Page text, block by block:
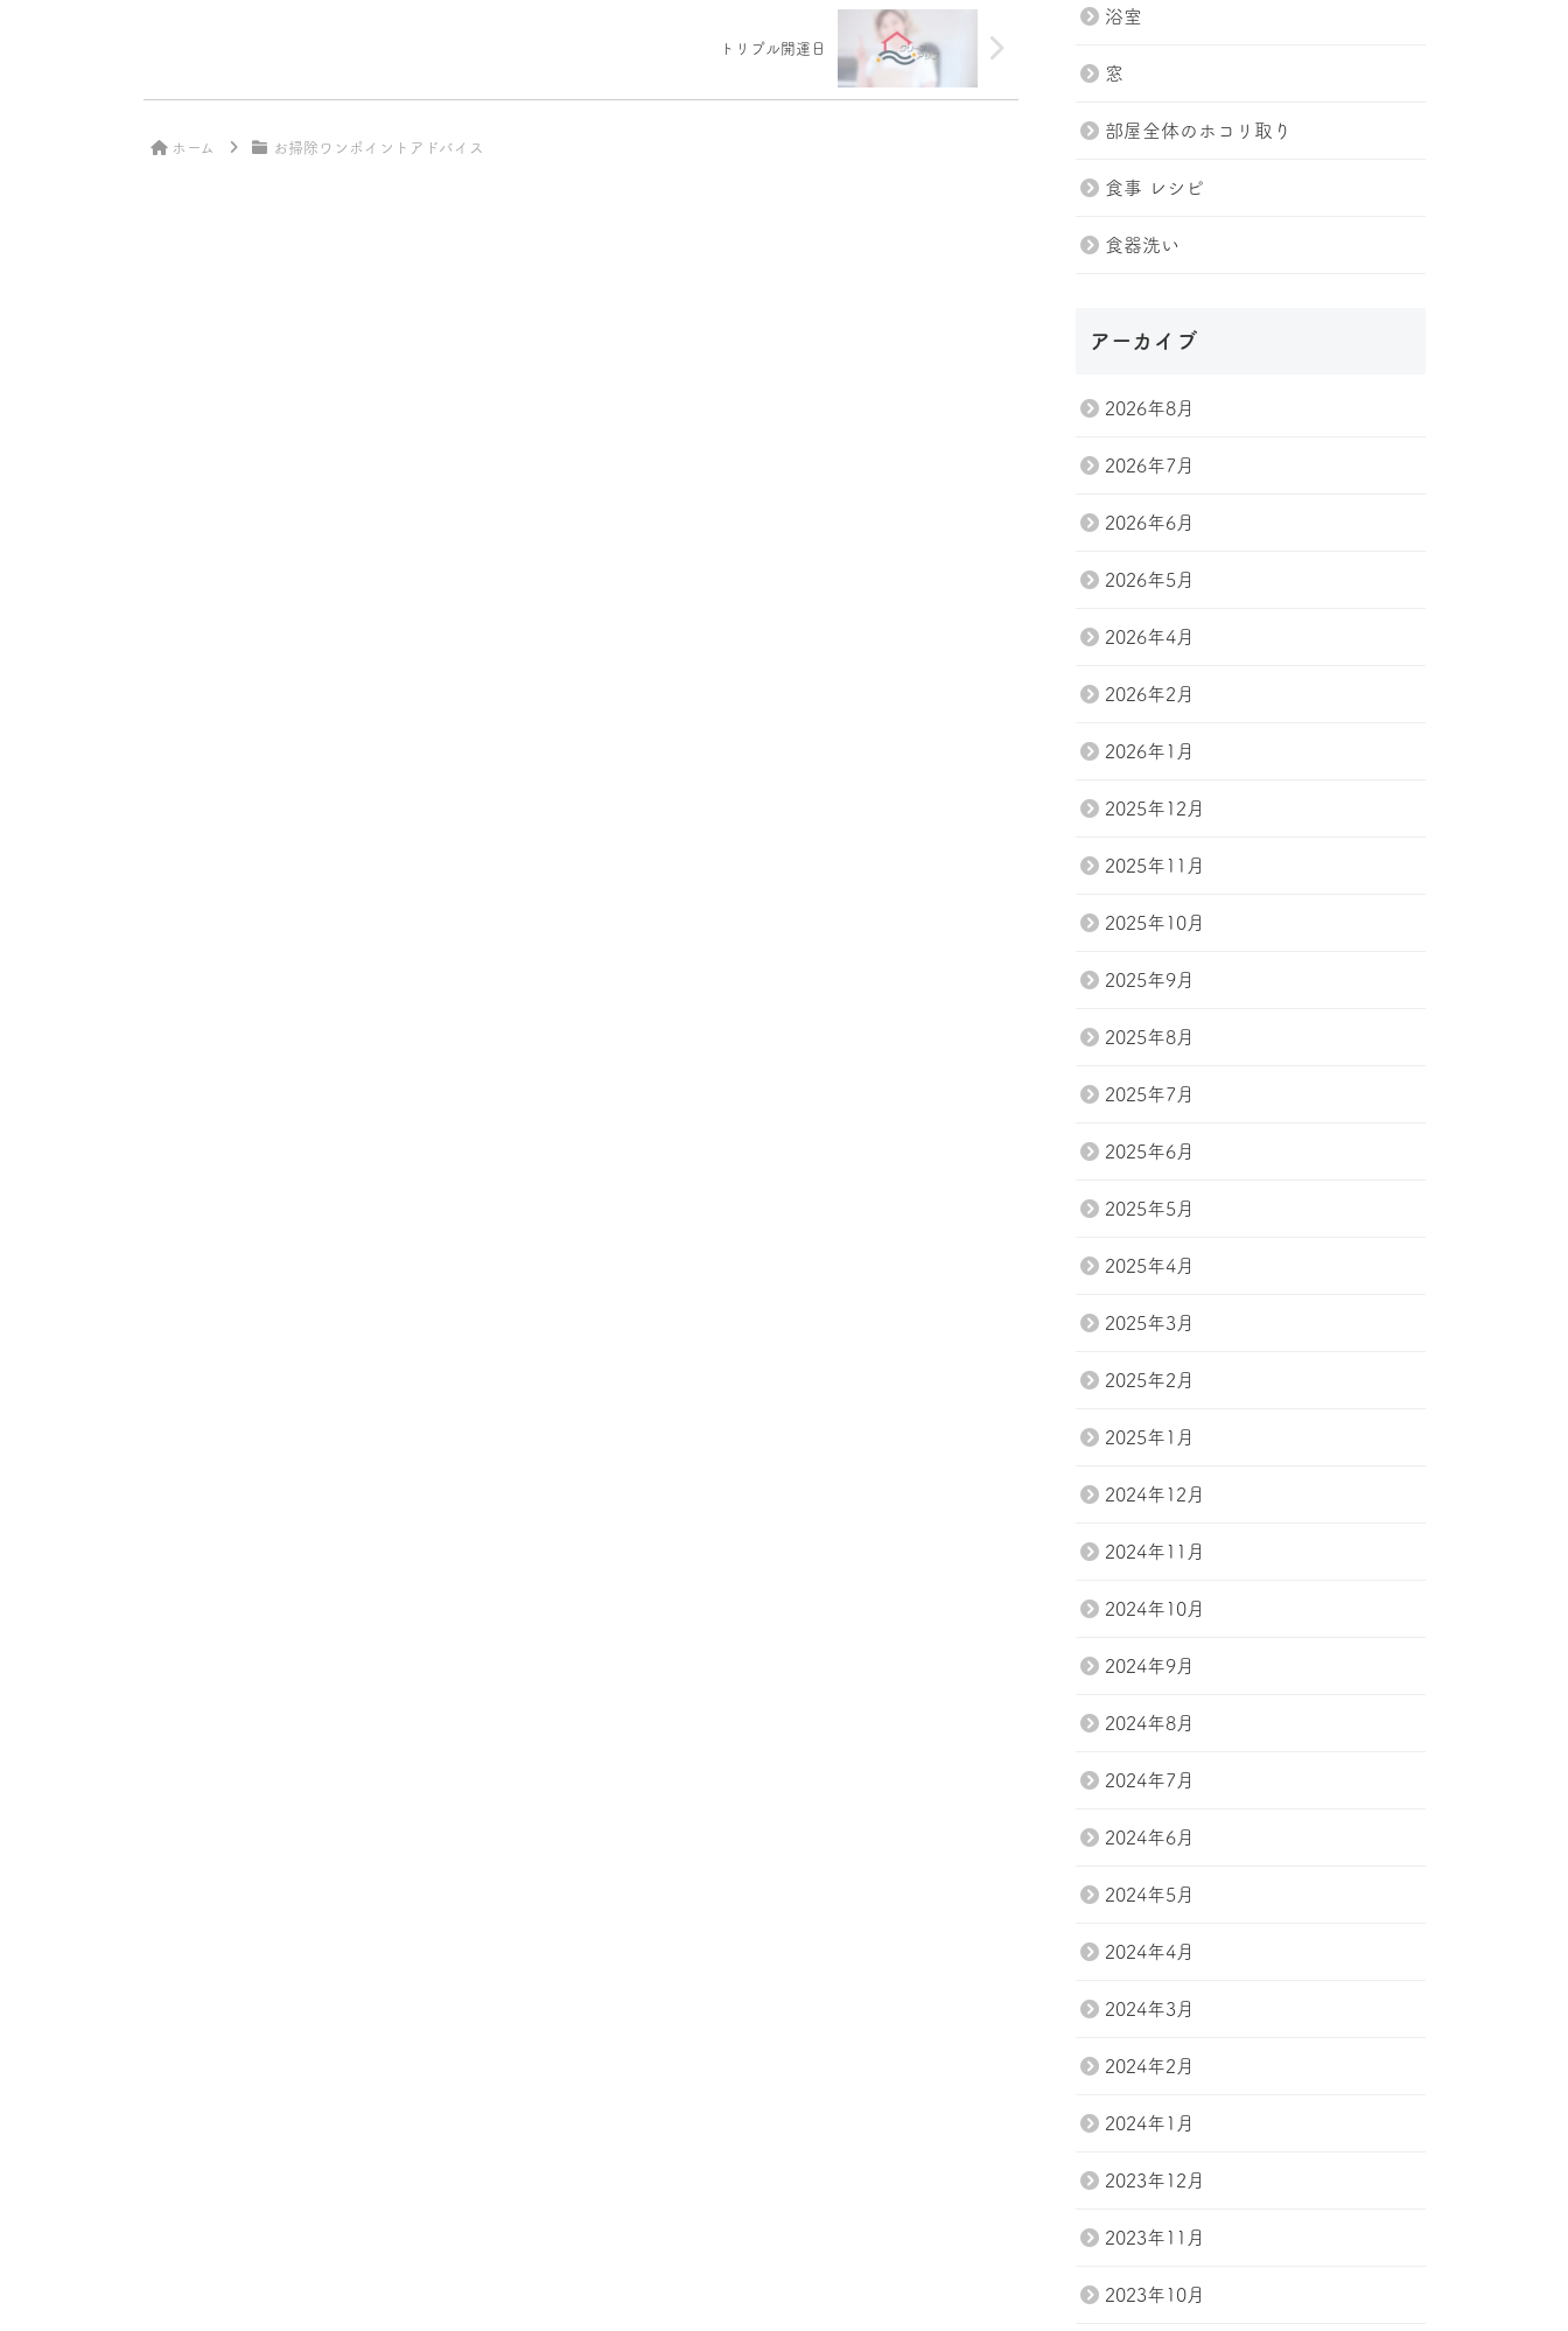
トリプル開運日
ホーム お掃除ワンポイントアドバイス
浴室
窓
部屋全体のホコリ取り
食事 レシピ
食器洗い
アーカイブ
2026年8月
2026年7月
2026年6月
2026年5月
2026年4月
2026年2月
2026年1月
2025年12月
2025年11月
2025年10月
2025年9月
2025年8月
2025年7月
2025年6月
2025年5月
2025年4月
2025年3月
2025年2月
2025年1月
2024年12月
2024年11月
2024年10月
2024年9月
2024年8月
2024年7月
2024年6月
2024年5月
2024年4月
2024年3月
2024年2月
2024年1月
2023年12月
2023年11月
2023年10月